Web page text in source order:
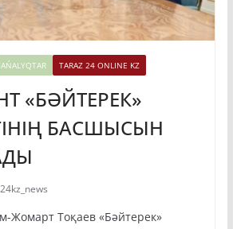
JAŃALYQTAR TARAZ 24 ONLINE KZ
«БӘЙТЕРЕК»
БАСШЫСЫН
Жомарт Тоқаев «Бәйтерек»